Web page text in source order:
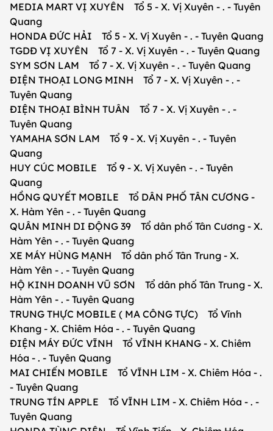
MEDIA MART VỊ XUYÊN Tổ 5 - X. Vị Xuyên - . - Tuyên
Quang
HONDA ĐỨC HẢI Tổ 5 - X. Vị Xuyên - . - Tuyên Quang
TGDĐ VỊ XUYÊN Tổ 7 - X. Vị Xuyên - . - Tuyên Quang
SYM SƠN LAM Tổ 7 - X. Vị Xuyên - . - Tuyên Quang
ĐIỆN THOẠI LONG MINH Tổ 7 - X. Vị Xuyên - . -
Tuyên Quang
ĐIỆN THOẠI BÌNH TUÂN Tổ 7 - X. Vị Xuyên - . -
Tuyên Quang
YAMAHA SƠN LAM Tổ 9 - X. Vị Xuyên - . - Tuyên
Quang
HUY CÚC MOBILE Tổ 9 - X. Vị Xuyên - . - Tuyên
Quang
HỒNG QUYẾT MOBILE Tổ DÂN PHỐ TÂN CƯƠNG -
X. Hàm Yên - . - Tuyên Quang
QUÂN MINH DI ĐỘNG 39 Tổ dân phố Tân Cương - X.
Hàm Yên - . - Tuyên Quang
XE MÁY HÙNG MẠNH Tổ dân phố Tân Trung - X.
Hàm Yên - . - Tuyên Quang
HỘ KINH DOANH VŨ SƠN Tổ dân phố Tân Trung - X.
Hàm Yên - . - Tuyên Quang
TRUNG THỰC MOBILE ( MA CÔNG TỰC) Tổ Vĩnh
Khang - X. Chiêm Hóa - . - Tuyên Quang
ĐIỆN MÁY ĐỨC VĨNH Tổ VĨNH KHANG - X. Chiêm
Hóa - . - Tuyên Quang
MAI CHIẾN MOBILE Tổ VĨNH LIM - X. Chiêm Hóa - .
- Tuyên Quang
TRUNG TÍN APPLE Tổ VĨNH LIM - X. Chiêm Hóa - . -
Tuyên Quang